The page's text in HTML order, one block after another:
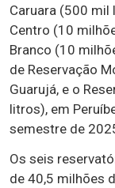
Caruara (500 mil
Centro (10
Branco (10
de Reservação
Guarujá, e o
litros), em
semestre de
Os seis
de 40,5 milhões